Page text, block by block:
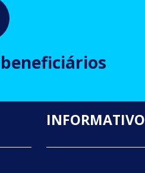
INFORMATIVO